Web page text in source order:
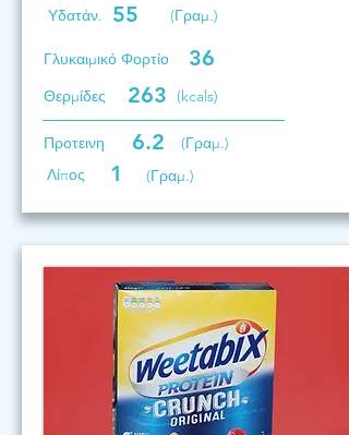
Υδατάν. 55 (Γραμ.)
Γλυκαιμικό Φορτίο 36
Θερμίδες 263 (kcals)
Προτεινη 6.2
(Γραμ.)
Λίπος
1 (Γραμ.)